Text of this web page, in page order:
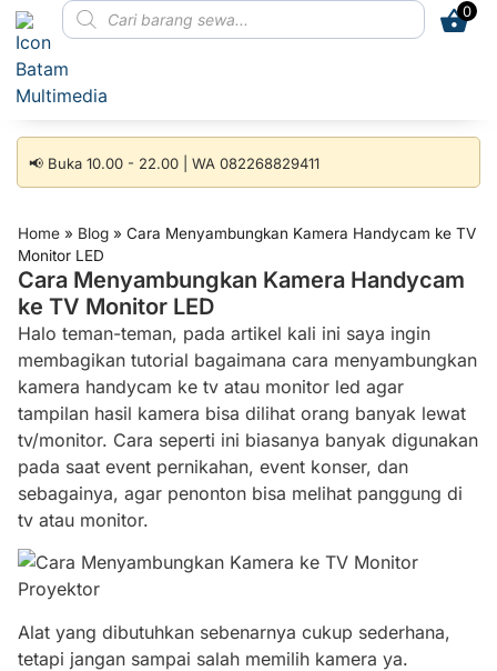
0
📢 Buka 10.00 - 22.00 | WA 082268829411
Home » Blog » Cara Menyambungkan Kamera Handycam ke TV
Monitor LED
Cara Menyambungkan Kamera Handycam
ke TV Monitor LED
Halo teman-teman, pada artikel kali ini saya ingin
membagikan tutorial bagaimana cara menyambungkan
kamera handycam ke tv atau monitor led agar
tampilan hasil kamera bisa dilihat orang banyak lewat
tv/monitor. Cara seperti ini biasanya banyak digunakan
pada saat event pernikahan, event konser, dan
sebagainya, agar penonton bisa melihat panggung di
tv atau monitor.
Alat yang dibutuhkan sebenarnya cukup sederhana,
tetapi jangan sampai salah memilih kamera ya.